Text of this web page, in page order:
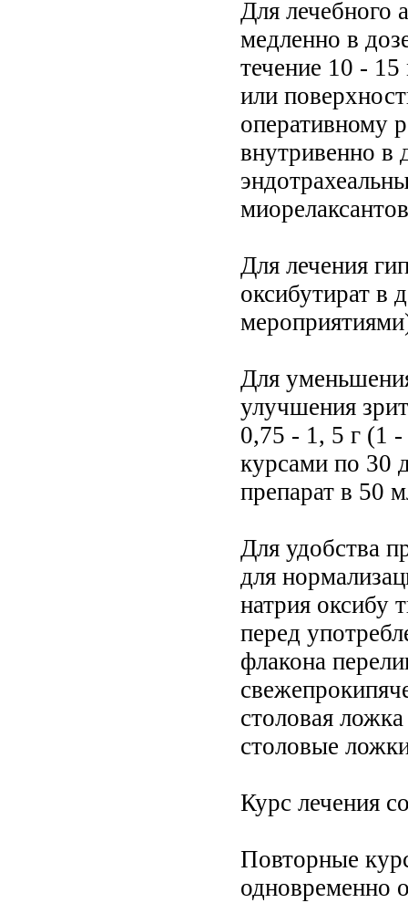
Для лечебного
медленно в
течение 10 -
или
оперативному
внутривенно в
Для лечения
оксибутират в
Для
улучшения
0,75 - 1, 5 г (1
курсами по 30
препарат в 50
Для удобства
для
натрия оксибу
перед
флакона
столовая
столовые
Курс лечения
Повторные
одновременно